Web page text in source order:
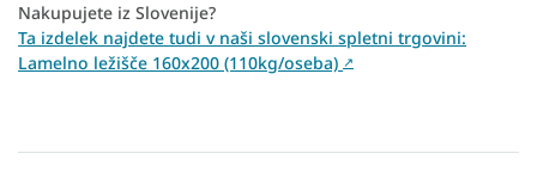
Nakupujete iz Slovenije?
Ta izdelek najdete tudi v naši slovenski spletni trgovini:
Lamelno ležišče 160x200 (110kg/oseba) ↗